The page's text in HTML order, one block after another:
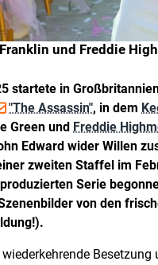
und Freddie
startete in
"The Assassin", in dem
Green und Freddie
Edward wider Willen
zweiten Staffel im
Serie
von den
Besetzung